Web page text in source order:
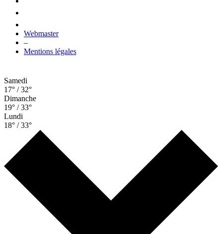
Webmaster
–
Mentions légales
Samedi
17° / 32°
Dimanche
19° / 33°
Lundi
18° / 33°